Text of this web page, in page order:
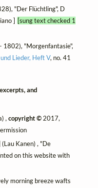
"Der Flüchtling", D
] [sung text checked 1
1802), "Morgenfantasie",
Lieder, Heft V, no. 41
and
,copyright ©2017,
(Lau Kanen) , "De
on this website with
morning breeze wafts